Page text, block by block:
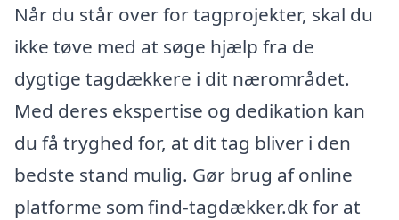
Når du står over for tagprojekter, skal du
ikke tøve med at søge hjælp fra de
dygtige tagdækkere i dit nærområdet.
Med deres ekspertise og dedikation kan
du få tryghed for, at dit tag bliver i den
bedste stand mulig. Gør brug af online
platforme som find-tagdækker.dk for at